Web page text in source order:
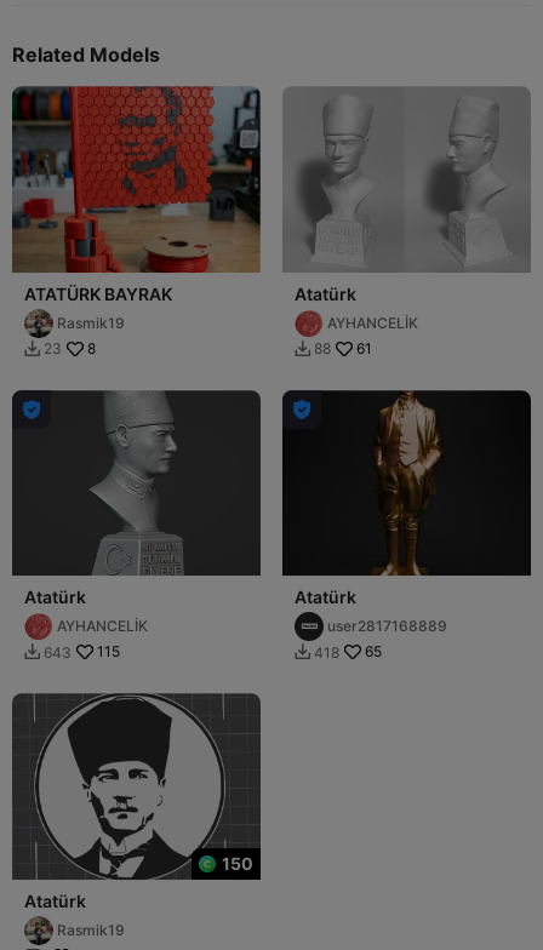
Related Models
ATATÜRK BAYRAK
Rasmik19
 23 8
Atatürk
AYHANCELİK
 88 61

Atatürk
AYHANCELİK
 643 115

Atatürk
user2817168889
 418 65
150
Atatürk
Rasmik19